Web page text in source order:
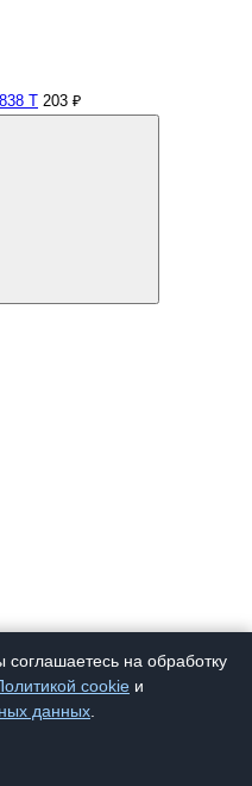
Т 203 ₽
соглашаетесь на обработку
cookie и
данных